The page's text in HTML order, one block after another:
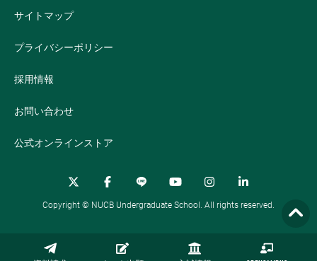
サイトマップ
プライバシーポリシー
採用情報
お問い合わせ
公式オンラインストア
Copyright © NUCB Undergraduate School. All rights reserved.